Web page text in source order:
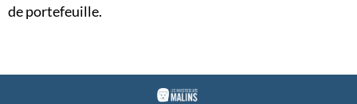
de portefeuille.